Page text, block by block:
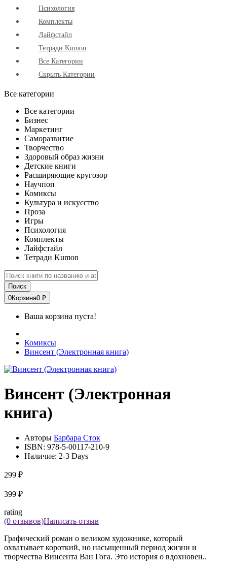
Психология
Комплекты
Лайфстайл
Тетради Kumon
Все Категории
Скрыть Категории
Все категории
Все категории
Бизнес
Маркетинг
Саморазвитие
Творчество
Здоровый образ жизни
Детские книги
Расширяющие кругозор
Научпоп
Комиксы
Культура и искусство
Проза
Игры
Психология
Комплекты
Лайфстайл
Тетради Kumon
Поиск
0Корзина0 ₽
Ваша корзина пуста!
Комиксы
Винсент (Электронная книга)
Винсент (Электронная
книга)
Авторы Барбара Сток
ISBN: 978-5-00117-210-9
Наличие: 2-3 Days
299 ₽
399 ₽
rating
(0 отзывов)Написать отзыв
Графический роман о великом художнике, который
охватывает короткий, но насыщенный период жизни и
творчества Винсента Ван Гога. Это история о вдохновен..